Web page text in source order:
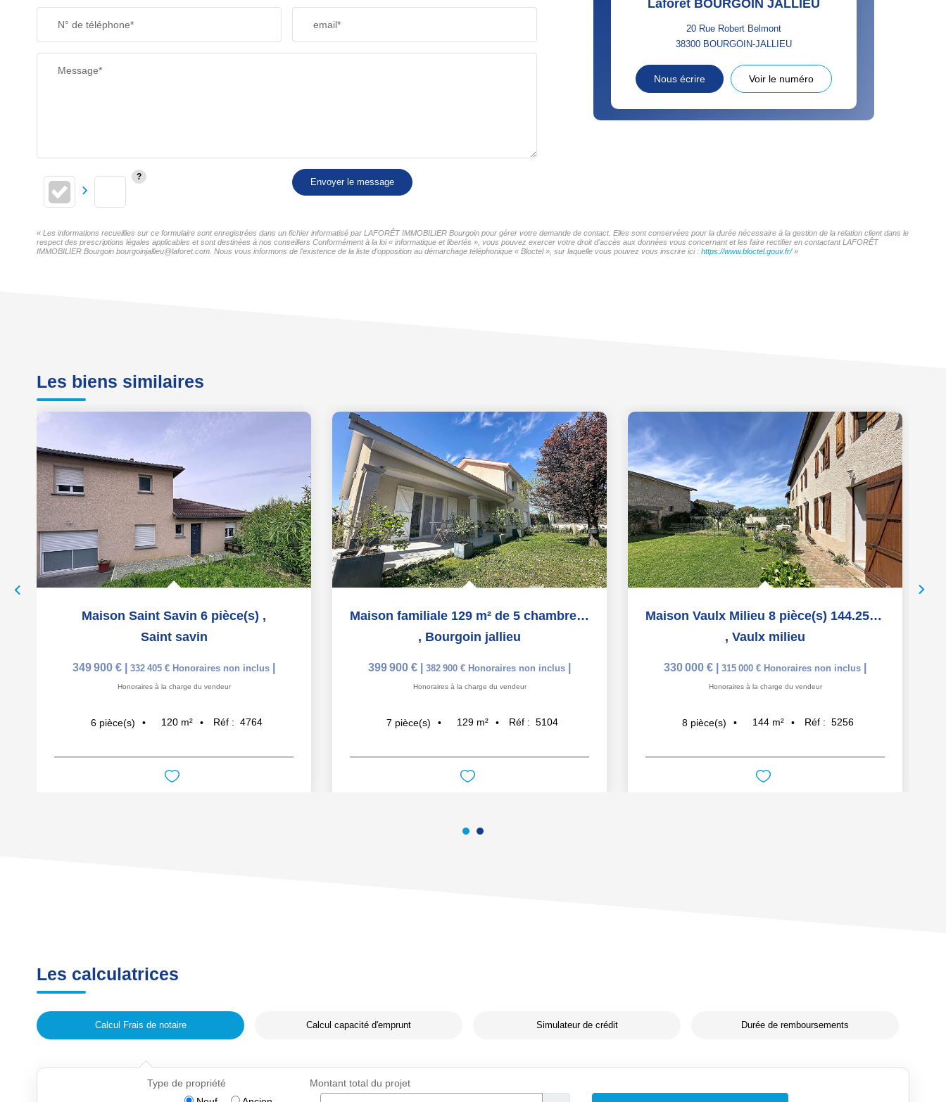
N° de téléphone* email*
Message*
Envoyer le message
Laforêt BOURGOIN JALLIEU
20 Rue Robert Belmont
38300 BOURGOIN-JALLIEU
Nous écrire Voir le numéro
« Les informations recueillies sur ce formulaire sont enregistrées dans un fichier informatisé par LAFORÊT IMMOBILIER Bourgoin pour gérer votre demande de contact. Elles sont conservées pour la durée nécessaire à la gestion de la relation client dans le
respect des prescriptions légales applicables et sont destinées à nos conseillers Conformément à la loi « informatique et libertés », vous pouvez exercer votre droit d'accès aux données vous concernant et les faire rectifier en contactant LAFORÊT
IMMOBILIER Bourgoin bourgoinjallieu@laforet.com. Nous vous informons de l'existence de la liste d'opposition au démarchage téléphonique « Bloctel », sur laquelle vous pouvez vous inscrire ici : https://www.bloctel.gouv.fr/»
Les biens similaires
Maison Saint Savin 6 pièce(s) ,
Saint savin
349 900 € 332 405 € Honoraires non inclus
Honoraires à la charge du vendeur
6 pièce(s) 120 m² Réf : 4764
Maison familiale 129 m² de 5 chambres avec piscine sur...
, Bourgoin jallieu
399 900 € 382 900 € Honoraires non inclus
Honoraires à la charge du vendeur
7 pièce(s) 129 m² Réf : 5104
Maison Vaulx Milieu 8 pièce(s) 144.25 m2
, Vaulx milieu
330 000 € 315 000 € Honoraires non inclus
Honoraires à la charge du vendeur
8 pièce(s) 144 m² Réf : 5256
Les calculatrices
Calcul Frais de notaire Calcul capacité d'emprunt Simulateur de crédit Durée de remboursements